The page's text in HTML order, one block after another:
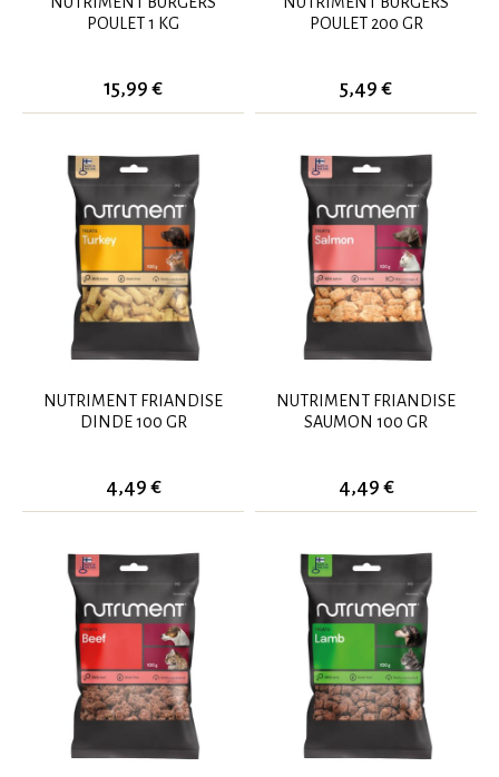
POULET 1 KG
15,99 €
POULET 200 GR
5,49 €
NUTRIMENT FRIANDISE
DINDE 100 GR
4,49 €
NUTRIMENT FRIANDISE
SAUMON 100 GR
4,49 €